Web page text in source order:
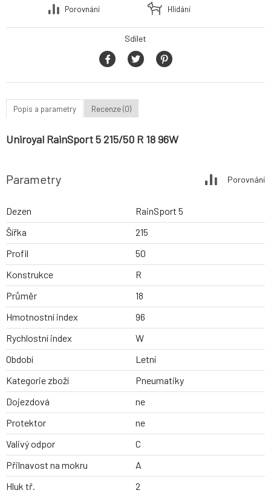
Porovnání
Hlídání
Sdílet
Popis a parametry Recenze (0)
Uniroyal RainSport 5 215/50 R 18 96W
Parametry Porovnání
Dezen
RainSport 5
Šířka
215
Profil
50
Konstrukce
R
Průměr
18
Hmotnostní index
96
Rychlostní index
W
Období
Letní
Kategorie zboží
Pneumatiky
Dojezdová
ne
Protektor
ne
Valivý odpor
C
Přilnavost na mokru
A
Hluk tř.
2